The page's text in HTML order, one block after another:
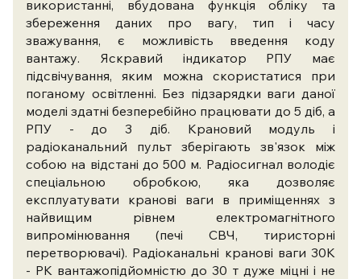
використанні, вбудована функція обліку та
збереження даних про вагу, тип і часу
зважування, є можливість введення коду
вантажу. Яскравий індикатор РПУ має
підсвічування, яким можна скористатися при
поганому освітленні. Без підзарядки ваги даної
моделі здатні безперебійно працювати до 5 діб, а
РПУ - до 3 діб. Крановий модуль і
радіоканальний пульт зберігають зв'язок між
собою на відстані до 500 м. Радіосигнал володіє
спеціальною обробкою, яка дозволяє
експлуатувати кранові ваги в приміщеннях з
найвищим рівнем електромагнітного
випромінювання (печі СВЧ, тиристорні
перетворювачі). Радіоканальні кранові ваги 30К
- РК вантажопідйомністю до 30 т дуже міцні і не